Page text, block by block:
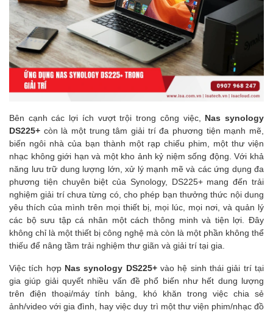
Bên cạnh các lợi ích vượt trội trong công việc, Nas synology
DS225+ còn là một trung tâm giải trí đa phương tiện mạnh mẽ,
biến ngôi nhà của bạn thành một rạp chiếu phim, một thư viện
nhạc không giới hạn và một kho ảnh kỷ niệm sống động. Với khả
năng lưu trữ dung lượng lớn, xử lý mạnh mẽ và các ứng dụng đa
phương tiện chuyên biệt của Synology, DS225+ mang đến trải
nghiệm giải trí chưa từng có, cho phép bạn thưởng thức nội dung
yêu thích của mình trên mọi thiết bị, mọi lúc, mọi nơi, và quản lý
các bộ sưu tập cá nhân một cách thông minh và tiện lợi. Đây
không chỉ là một thiết bị công nghệ mà còn là một phần không thể
thiếu để nâng tầm trải nghiệm thư giãn và giải trí tại gia.
Việc tích hợp Nas synology DS225+vào hệ sinh thái giải trí tại
gia giúp giải quyết nhiều vấn đề phổ biến như hết dung lượng
trên điện thoại/máy tính bảng, khó khăn trong việc chia sẻ
ảnh/video với gia đình, hay việc duy trì một thư viện phim/nhạc đồ